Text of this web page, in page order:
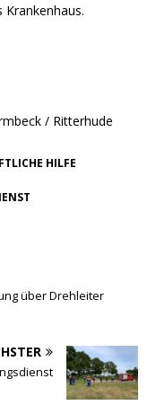
/ Ritterhude
HILFE
über Drehleiter